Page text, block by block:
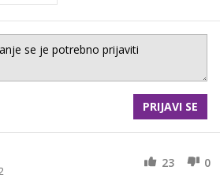
PRIJAVI SE
23 0